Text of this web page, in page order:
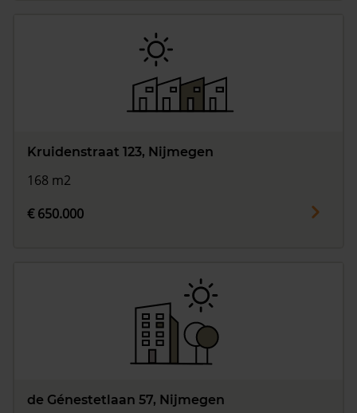
Kruidenstraat 123, Nijmegen
168 m2
€ 650.000
de Génestetlaan 57, Nijmegen